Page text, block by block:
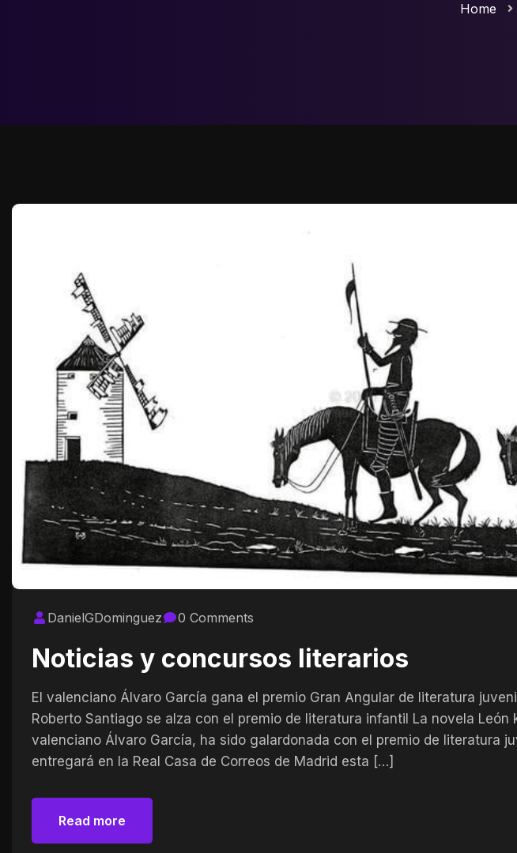
Home
DanielGDominguez 0 Comments
Noticias y concursos literarios
El valenciano Álvaro García gana el premio Gran Angular de literatura
Roberto Santiago se alza con el premio de literatura infantil La novela León
valenciano Álvaro García, ha sido galardonada con el premio de literatura
entregará en la Real Casa de Correos de Madrid esta […]
Read more